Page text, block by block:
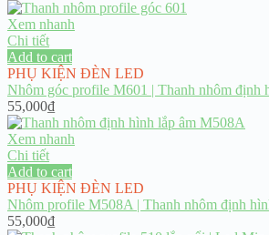
Xem nhanh
Chi tiết
Add to cart
PHỤ KIỆN ĐÈN LED
Nhôm góc profile M601 | Thanh nhôm định
55,000₫
Xem nhanh
Chi tiết
Add to cart
PHỤ KIỆN ĐÈN LED
Nhôm profile M508A | Thanh nhôm định
55,000₫